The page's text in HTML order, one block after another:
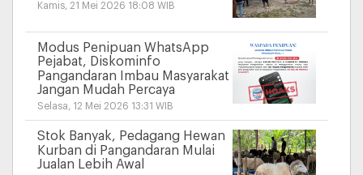
Kamis, 21 Mei 2026 18:08 WIB
Modus Penipuan WhatsApp
Pejabat, Diskominfo
Pangandaran Imbau Masyarakat
Jangan Mudah Percaya
Selasa, 12 Mei 2026 13:31 WIB
Stok Banyak, Pedagang Hewan
Kurban di Pangandaran Mulai
Jualan Lebih Awal